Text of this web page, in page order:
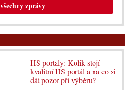
všechny zprávy
HS portály: Kolik stojí
kvalitní HS portál a na co si
dát pozor při výběru?